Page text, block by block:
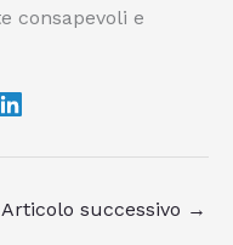
consapevoli e
Articolo successivo →